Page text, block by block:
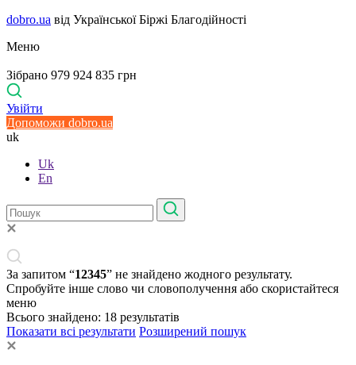
dobro.ua від Української Біржі Благодійності
Меню
Зібрано 979 924 835 грн
Увійти
Допоможи dobro.ua
uk
Uk
En
За запитом “12345” не знайдено жодного результату.
Спробуйте інше слово чи словополучення або скористайтеся
меню
Всього знайдено: 18 результатів
Показати всі результати Розширений пошук